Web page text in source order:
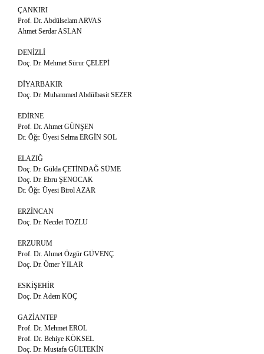
ÇANKIRI
Prof. Dr. Abdülselam ARVAS
Ahmet Serdar ASLAN
DENİZLİ
Doç. Dr. Mehmet Sürur ÇELEPİ
DİYARBAKIR
Doç. Dr. Muhammed Abdülbasit SEZER
EDİRNE
Prof. Dr. Ahmet GÜNŞEN
Dr. Öğr. Üyesi Selma ERGİN SOL
ELAZIĞ
Doç. Dr. Gülda ÇETİNDAĞ SÜME
Doç. Dr. Ebru ŞENOCAK
Dr. Öğr. Üyesi Birol AZAR
ERZİNCAN
Doç. Dr. Necdet TOZLU
ERZURUM
Prof. Dr. Ahmet Özgür GÜVENÇ
Doç. Dr. Ömer YILAR
ESKİŞEHİR
Doç. Dr. Adem KOÇ
GAZİANTEP
Prof. Dr. Mehmet EROL
Prof. Dr. Behiye KÖKSEL
Doç. Dr. Mustafa GÜLTEKİN